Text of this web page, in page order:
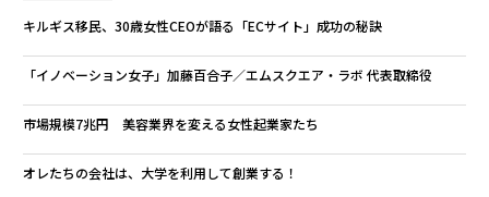
キルギス移民、30歳女性CEOが語る「ECサイト」成功の秘訣
「イノベーション女子」加藤百合子／エムスクエア・ラボ 代表取締役
市場規模7兆円 美容業界を変える女性起業家たち
オレたちの会社は、大学を利用して創業する！